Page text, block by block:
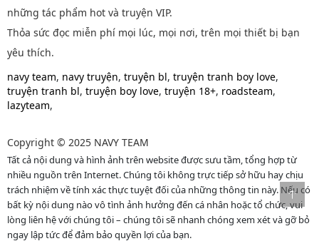
những tác phẩm hot và truyện VIP.
Thỏa sức đọc miễn phí mọi lúc, mọi nơi, trên mọi thiết bị bạn
yêu thích.
navy team, navy truyện, truyện bl, truyện tranh boy love,
truyện tranh bl, truyện boy love, truyện 18+, roadsteam,
lazyteam,
Copyright © 2025 NAVY TEAM
Tất cả nội dung và hình ảnh trên website được sưu tầm, tổng hợp từ
nhiều nguồn trên Internet. Chúng tôi không trực tiếp sở hữu hay chịu
trách nhiệm về tính xác thực tuyệt đối của những thông tin này. Nếu có
bất kỳ nội dung nào vô tình ảnh hưởng đến cá nhân hoặc tổ chức, vui
lòng liên hệ với chúng tôi – chúng tôi sẽ nhanh chóng xem xét và gỡ bỏ
ngay lập tức để đảm bảo quyền lợi của bạn.